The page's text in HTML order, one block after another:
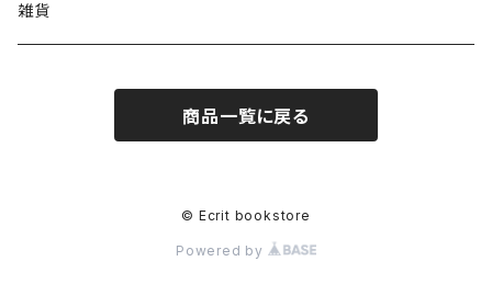
雑貨
商品一覧に戻る
© Ecrit bookstore
Powered by